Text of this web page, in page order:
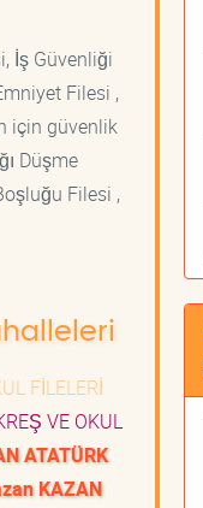
İş Güvenliği
Filesi ,
için güvenlik
Düşme
Filesi ,
FİLELERİ
VE OKUL
ATATÜRK
KAZAN